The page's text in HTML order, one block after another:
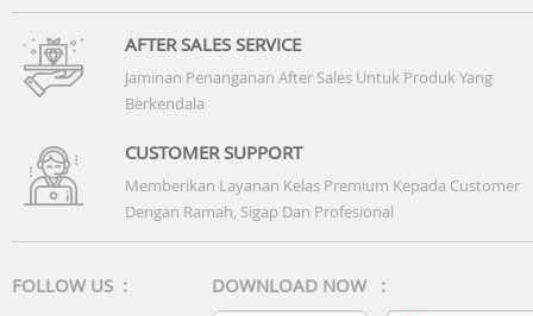
AFTER SALES SERVICE
Jaminan Penanganan After Sales Untuk Produk Yang
Berkendala
CUSTOMER SUPPORT
Memberikan Layanan Kelas Premium Kepada Customer
Dengan Ramah, Sigap Dan Profesional
FOLLOW US : DOWNLOAD NOW :